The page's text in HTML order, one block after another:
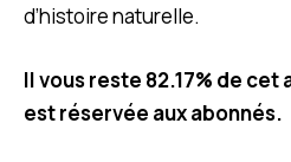
d’histoire naturelle.
Il vous reste 82.17% de
est réservée aux abonnés.